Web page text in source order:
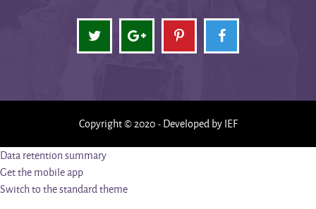
Copyright © 2020 - Developed by IEF
Data retention summary
Get the mobile app
Switch to the standard theme